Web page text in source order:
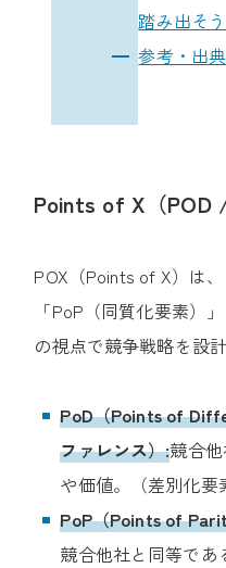
踏み出そう
参考・出典
Points of X（POD
POX（Points of X）は
「PoP（同質化要素）
の視点で競争戦略を設
PoD（Points of
ファレンス）:競合
や価値。（差別化要
PoP（Points of
競合他社と同等であ